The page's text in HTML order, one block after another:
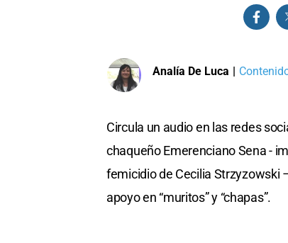
Analía De Luca |
Circula un audio en las redes
chaqueño Emerenciano Sena -
femicidio de Cecilia Strzyzowski
apoyo en “muritos” y “chapas”.